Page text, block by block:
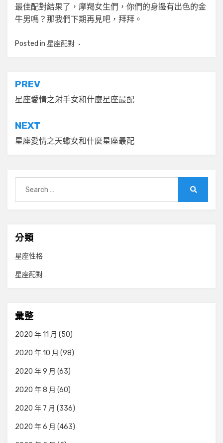
最佳配對結果了，摩羯女生們，你們的身邊有出色的金
牛男嗎？那我們下期再見吧，拜拜。
Posted in 星座配對
文
章
導
覽
PREV
星座愛情之射手女和什麼星座最配
NEXT
星座愛情之天蠍女和什麼星座最配
for:
分類
星座性格
星座配對
彙整
2020 年 11 月 (50)
2020 年 10 月 (98)
2020 年 9 月 (63)
2020 年 8 月 (60)
2020 年 7 月 (336)
2020 年 6 月 (463)